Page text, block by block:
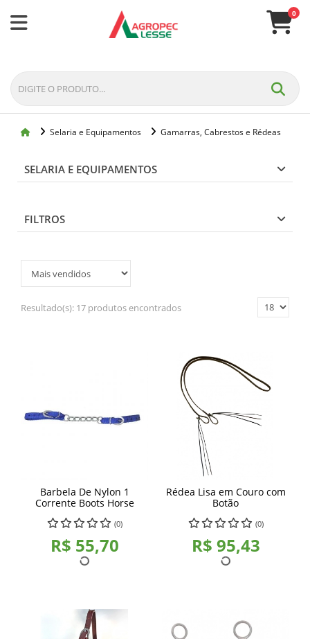
0
Selaria e Equipamentos Gamarras, Cabrestos e Rédeas
SELARIA E EQUIPAMENTOS
FILTROS
Resultado(s): 17 produtos encontrados
Barbela De Nylon 1
Corrente Boots Horse
(0)
R$ 55,70
Rédea Lisa em Couro com
Botão
(0)
R$ 95,43